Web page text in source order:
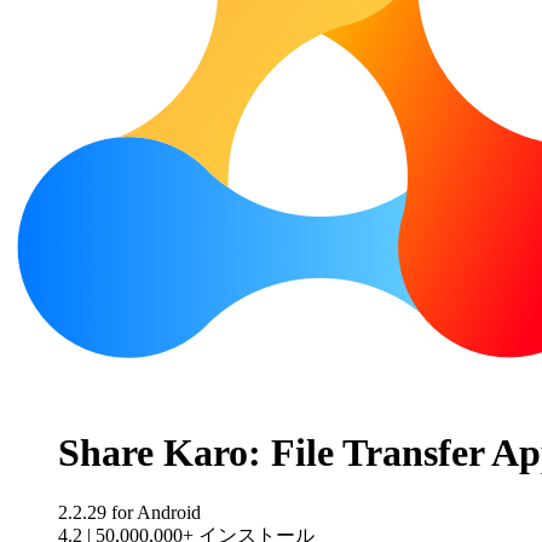
Share Karo: File Transfer
2.2.29 for Android
4.2 | 50,000,000+ インストール